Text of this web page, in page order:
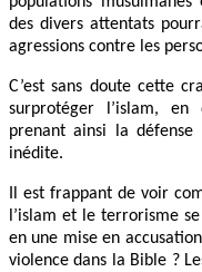
des divers attentats
agressions contre les
C’est sans doute cette
surprotéger l’islam, en
prenant ainsi la
inédite.
Il est frappant de voir
l’islam et le terrorisme
en une mise en
violence dans la Bible ?